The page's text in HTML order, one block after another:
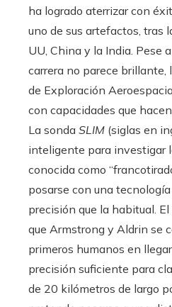
ha logrado aterrizar con
uno de sus artefactos, tras
UU, China y la India. Pese
carrera no parece brillante,
de Exploración
con capacidades que
La sonda SLIM (siglas en
inteligente para investigar
conocida como
posarse con una
precisión que la habitual. El
que Armstrong y Aldrin se
primeros humanos en
precisión suficiente para
de 20 kilómetros de largo